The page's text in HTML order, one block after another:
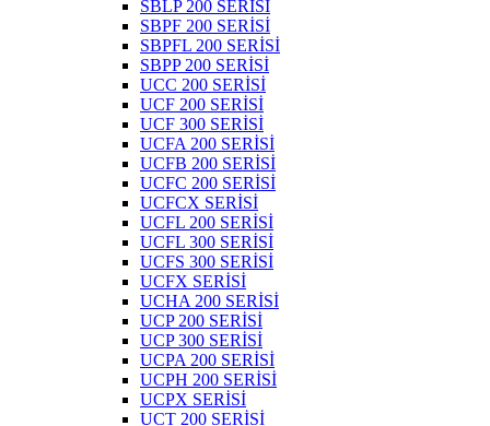
SBLP 200 SERİSİ
SBPF 200 SERİSİ
SBPFL 200 SERİSİ
SBPP 200 SERİSİ
UCC 200 SERİSİ
UCF 200 SERİSİ
UCF 300 SERİSİ
UCFA 200 SERİSİ
UCFB 200 SERİSİ
UCFC 200 SERİSİ
UCFCX SERİSİ
UCFL 200 SERİSİ
UCFL 300 SERİSİ
UCFS 300 SERİSİ
UCFX SERİSİ
UCHA 200 SERİSİ
UCP 200 SERİSİ
UCP 300 SERİSİ
UCPA 200 SERİSİ
UCPH 200 SERİSİ
UCPX SERİSİ
UCT 200 SERİSİ